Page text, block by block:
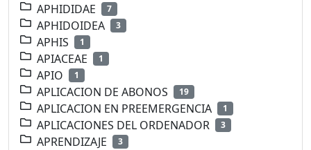
APHIDIDAE 7
APHIDOIDEA 3
APHIS 1
APIACEAE 1
APIO 1
APLICACION DE ABONOS 19
APLICACION EN PREEMERGENCIA 1
APLICACIONES DEL ORDENADOR 3
APRENDIZAJE 3